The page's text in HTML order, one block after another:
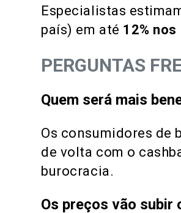
Especialistas
país) em até 12%
PERGUNTAS
Quem será mais
Os consumidores de
de volta com o
burocracia.
Os preços vão subir